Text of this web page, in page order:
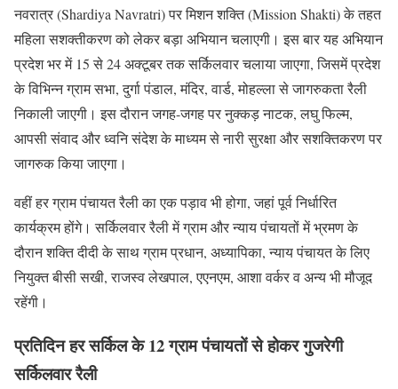
नवरात्र (Shardiya Navratri) पर मिशन शक्ति (Mission Shakti) के तहत
महिला सशक्तीकरण को लेकर बड़ा अभियान चलाएगी। इस बार यह अभियान
प्रदेश भर में 15 से 24 अक्टूबर तक सर्किलवार चलाया जाएगा, जिसमें प्रदेश
के विभिन्न ग्राम सभा, दुर्गा पंडाल, मंदिर, वार्ड, मोहल्ला से जागरुकता रैली
निकाली जाएगी। इस दौरान जगह-जगह पर नुक्कड़ नाटक, लघु फिल्म,
आपसी संवाद और ध्वनि संदेश के माध्यम से नारी सुरक्षा और सशक्तिकरण पर
जागरुक किया जाएगा।
वहीं हर ग्राम पंचायत रैली का एक पड़ाव भी होगा, जहां पूर्व निर्धारित
कार्यक्रम होंगे। सर्किलवार रैली में ग्राम और न्याय पंचायतों में भ्रमण के
दौरान शक्ति दीदी के साथ ग्राम प्रधान, अध्यापिका, न्याय पंचायत के लिए
नियुक्त बीसी सखी, राजस्व लेखपाल, एएनएम, आशा वर्कर व अन्य भी मौजूद
रहेंगी।
प्रतिदिन हर सर्किल के 12 ग्राम पंचायतों से होकर गुजरेगी
सर्किलवार रैली